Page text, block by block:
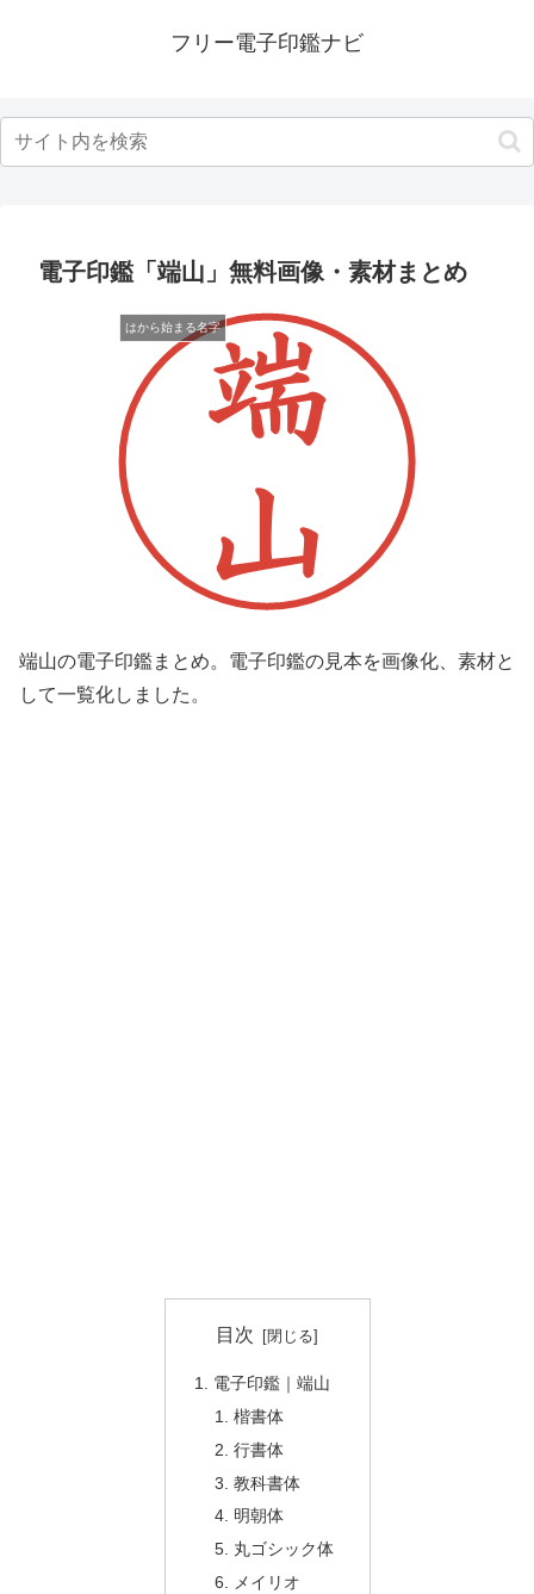
フリー電子印鑑ナビ
電子印鑑「端山」無料画像・素材まとめ
はから始まる名字
端山の電子印鑑まとめ。電子印鑑の見本を画像化、素材と
して一覧化しました。
目次
電子印鑑｜端山
楷書体
行書体
教科書体
明朝体
丸ゴシック体
メイリオ